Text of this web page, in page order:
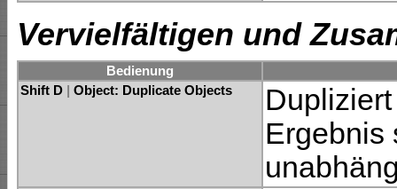
Vervielfältigen und
Bedienung
Shift D
Object: Duplicate Objects
Ergebnis